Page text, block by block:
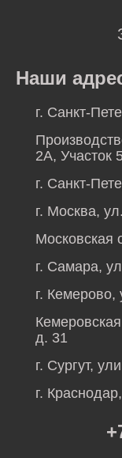
Наши
г. Санкт-
2А, Участок
г. Санкт-
г. Москва,
Московская
г. Самара,
г. Кемерово,
д. 31
г. Сургут,
г.